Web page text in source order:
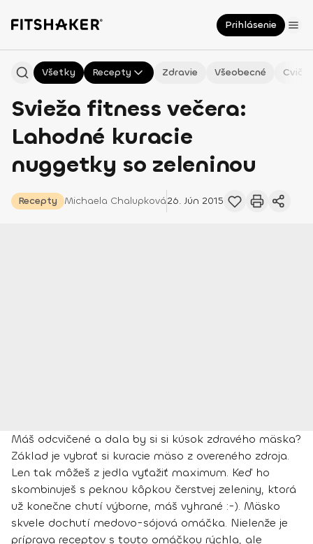
Prihlásenie
Všetky Recepty Zdravie Všeobecné
Svieža fitness večera:
Lahodné kuracie
nuggetky so zeleninou
Recepty Michaela Chalupková26. Jún 2015
Máš odcvičené a dala by si si kúsok zdravého mäska?
Základ je vybrať si kuracie mäso z overeného zdroja.
Len tak môžeš z jedla vyťažiť maximum. Keď ho
skombinuješ s peknou kôpkou čerstvej zeleniny, ktorá
už konečne chutí výborne, máš vyhrané :-). Mäsko
skvele dochutí medovo-sójová omáčka. Nielenže je
príprava receptov s touto omáčkou rýchla, ale